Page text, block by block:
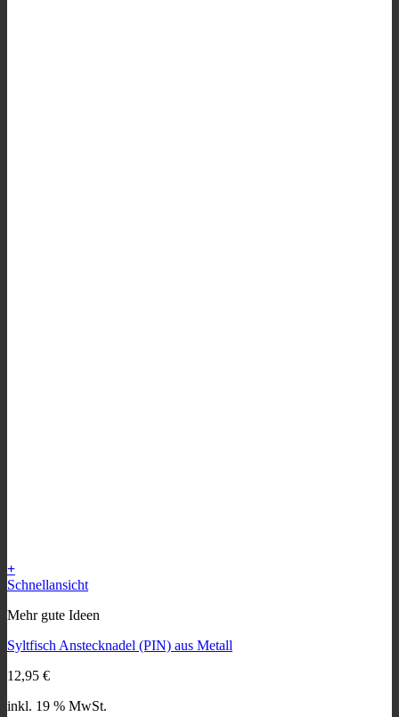
+
Schnellansicht
Mehr gute Ideen
Syltfisch Anstecknadel (PIN) aus Metall
12,95 €
inkl. 19 % MwSt.